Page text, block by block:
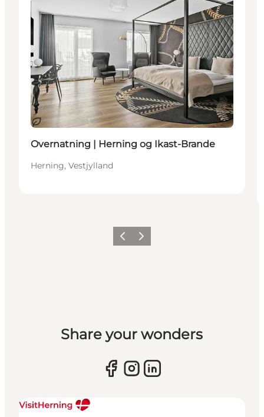
Bæredygtige oplevelser
Overnatning | Herning og Ikast-Brande
Herning, Vestjylland
Forrige billede
Næste billede
Share your wonders